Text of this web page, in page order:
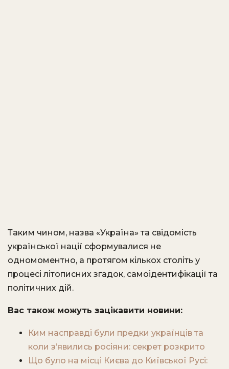
Таким чином, назва «Україна» та свідомість
української нації сформувалися не
одномоментно, а протягом кількох століть у
процесі літописних згадок, самоідентифікації та
політичних дій.
Вас також можуть зацікавити новини:
Ким насправді були предки українців та
коли з’явились росіяни: секрет розкрито
Що було на місці Києва до Київської Русі: